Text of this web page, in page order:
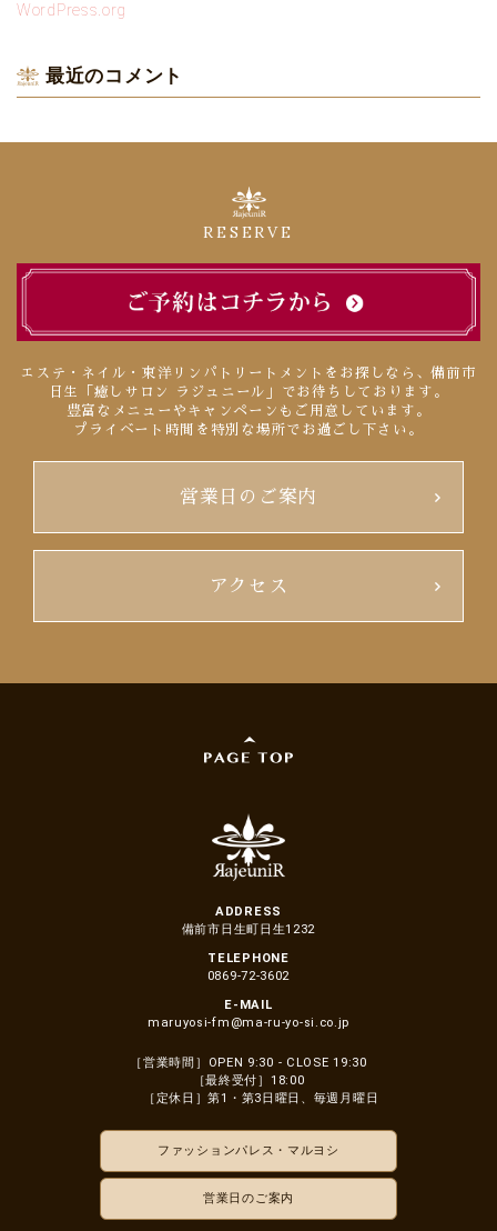
WordPress.org
最近のコメント
RESERVE
エステ・ネイル・東洋リンパトリートメントをお探しなら、備前市
日生「癒しサロン ラジュニール」でお待ちしております。
豊富なメニューやキャンペーンもご用意しています。
プライベート時間を特別な場所でお過ごし下さい。
営業日のご案内
アクセス
ADDRESS
備前市日生町日生1232
TELEPHONE
0869-72-3602
E-MAIL
maruyosi-fm@ma-ru-yo-si.co.jp
［営業時間］OPEN 9:30 - CLOSE 19:30
［最終受付］18:00
［定休日］第1・第3日曜日、毎週月曜日
ファッションパレス・マルヨシ
営業日のご案内